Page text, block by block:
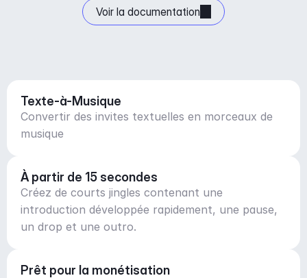
Voir la documentation
Texte-à-Musique
Convertir des invites textuelles en morceaux de
musique
À partir de 15 secondes
Créez de courts jingles contenant une
introduction développée rapidement, une pause,
un drop et une outro.
Prêt pour la monétisation